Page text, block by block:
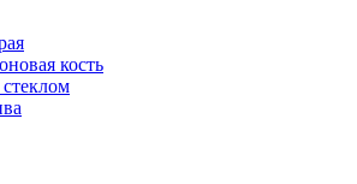
кость